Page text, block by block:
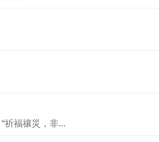
祈福禳災，非...